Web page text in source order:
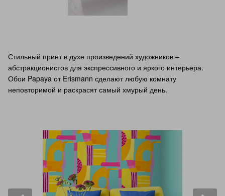
Стильный принт в духе произведений художников –
абстракционистов для экспрессивного и яркого интерьера.
Обои Papaya от Erismann сделают любую комнату
неповторимой и раскрасят самый хмурый день.